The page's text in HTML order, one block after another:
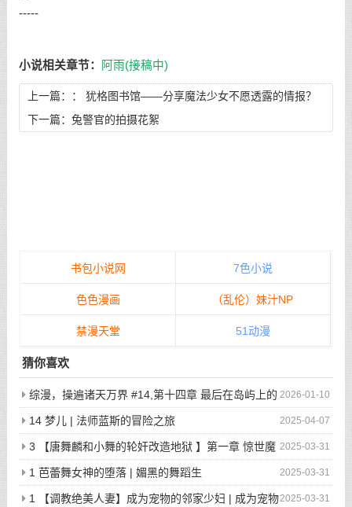
-----
小说相关章节： 阿雨(接稿中)
上一篇：： 犹格图书馆——分享魔法少女不愿透露的情报？
#8,妖精女王查莉的场合——只是个无足轻重的故事罢了（
下一篇： 兔警官的拍摄花絮
书包小说网 7色小说
色色漫画 （乱伦）妹汁NP
禁漫天堂 51动漫
猜你喜欢
2026-01-10
综漫，操遍诸天万界 #14,第十四章 最后在岛屿上的
狂欢派对
2025-04-07
14 梦儿 | 法师蓝斯的冒险之旅
2025-03-31
3 【唐舞麟和小舞的轮奸改造地狱 】第一章 惊世魔
王现身 | 斗罗大陆同人
2025-03-31
1 芭蕾舞女神的堕落 | 媚黑的舞蹈生
2025-03-31
1 【调教绝美人妻】成为宠物的邻家少妇 | 成为宠物